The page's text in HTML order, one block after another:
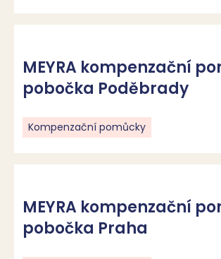
MEYRA kompenzační
pobočka Poděbrady
Kompenzační pomůcky
MEYRA kompenzační
pobočka Praha